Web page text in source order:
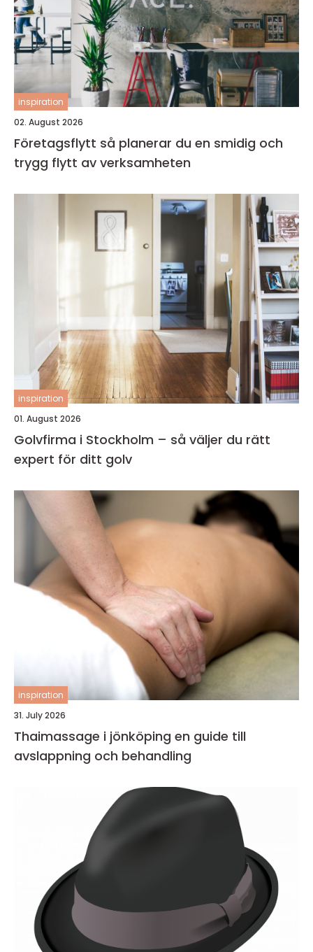
inspiration
02. August 2026
Företagsflytt så planerar du en smidig och
trygg flytt av verksamheten
inspiration
01. August 2026
Golvfirma i Stockholm – så väljer du rätt
expert för ditt golv
inspiration
31. July 2026
Thaimassage i jönköping en guide till
avslappning och behandling